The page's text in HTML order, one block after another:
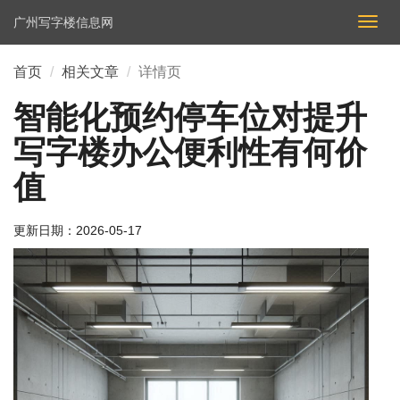
切
换
广州写字楼信息网
首页 相关文章 详情页
智能化预约停车位对提升
写字楼办公便利性有何价
值
更新日期： 2026-05-17